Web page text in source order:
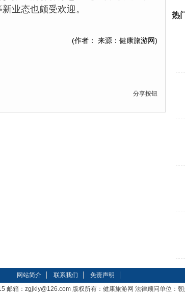
业态也颇受欢迎。
(作者： 来源：健康旅游网)
分享按钮
热
网站简介 联系我们
免责声明
邮箱：zgjkly@126.com 版权所有：健康旅游网 法律顾问单位：